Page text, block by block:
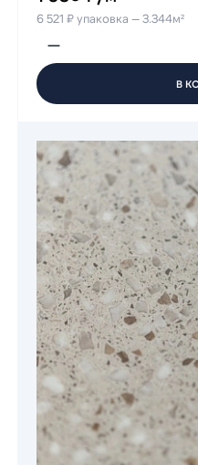
6 521 ₽ упаковка — 3.344м²
В